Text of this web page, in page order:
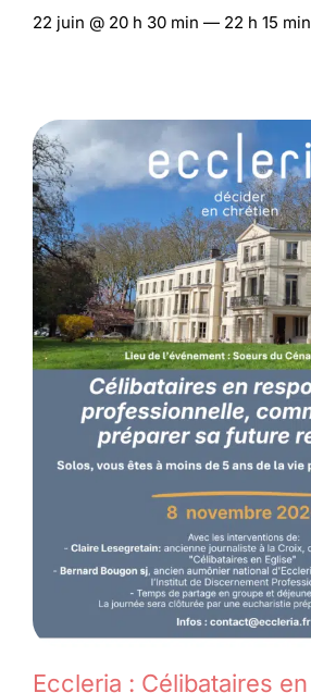
22 juin @ 20 h 30 min — 22 h 15 min
Eccleria : Célibataires en